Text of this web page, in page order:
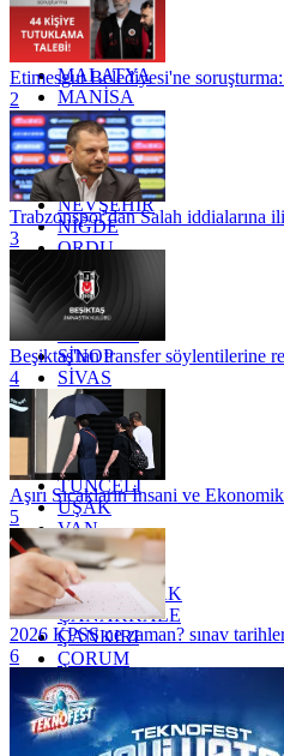
KONYA
KÜTAHYA
KİLİS
MALATYA
MANİSA
MARDİN
MERSİN
MUĞLA
MUŞ
NEVŞEHİR
NİĞDE
ORDU
OSMANİYE
RİZE
SAKARYA
SİNOP
SİVAS
SİİRT
TEKİRDAĞ
TOKAT
TRABZON
TUNCELİ
UŞAK
VAN
YALOVA
YOZGAT
ZONGULDAK
ÇANAKKALE
ÇANKIRI
ÇORUM
İSTANBUL
İZMİR
ŞANLIURFA
ŞIRNAK
Etimesgut Belediyesi'ne
2
Trabzonspor'dan Salah iddialarına
3
Beşiktaş'tan transfer söylentilerine
4
Aşırı Sıcakların İnsani ve
5
2026 KPSS ne zaman? sınav
6